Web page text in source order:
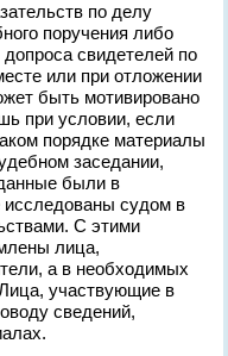
по делу
поручения либо
свидетелей по
или при отложении
быть мотивировано
при условии, если
порядке материалы
заседании,
были в
исследованы судом в
С этими
лица,
а в необходимых
участвующие в
сведений,